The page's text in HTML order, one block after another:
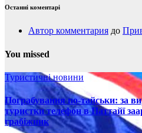
Останні коментарі
Автор комментария до
You missed
Туристичні новини
Пограбування по-тайськи: за
туристки телефон в Паттайї
грабіжник